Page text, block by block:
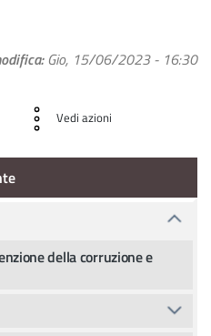
Gio, 15/06/2023 - 16:30
Vedi azioni
della corruzione e